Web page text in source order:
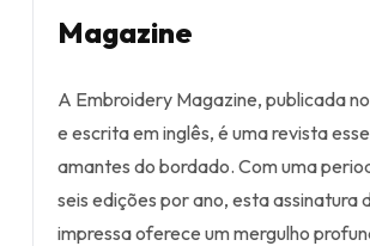
Magazine
A Embroidery Magazine, publicada
e escrita em inglês, é uma revista
amantes do bordado. Com uma
seis edições por ano, esta assinatura
impressa oferece um mergulho